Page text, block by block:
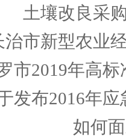
土壤改良采
治市新型农业
市2019年高
发布2016年
如何